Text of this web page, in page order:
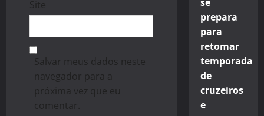
Site
Salvar meus dados neste
navegador para a
próxima vez que eu
comentar.
prepara
para
retomar
temporada
de
cruzeiros
e